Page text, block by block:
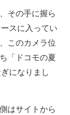
その手に握ら
スに入ってい
このカメラ位
「ドコモの夏
になりまし
はサイトから